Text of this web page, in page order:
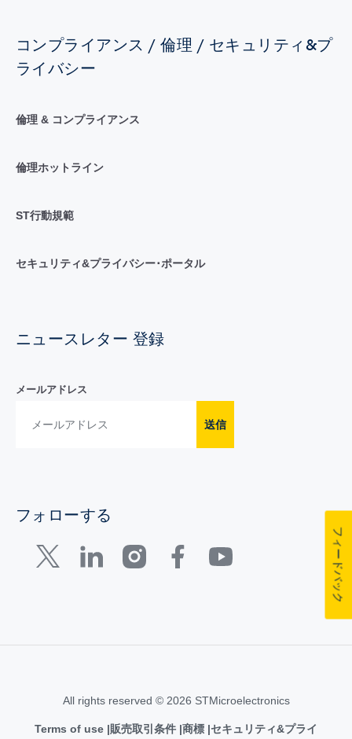
コンプライアンス / 倫理 / セキュリティ&プ
ライバシー
倫理 & コンプライアンス
倫理ホットライン
ST行動規範
セキュリティ&プライバシー･ポータル
ニュースレター 登録
メールアドレス
送信
フォローする
All rights reserved © 2026 STMicroelectronics
Terms of use 販売取引条件 商標 セキュリティ&プライ
フィードバック